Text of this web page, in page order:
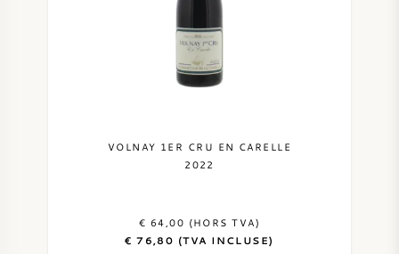
VOLNAY 1ER CRU EN CARELLE
2022
€ 64,00 (HORS TVA)
€ 76,80 (TVA INCLUSE)